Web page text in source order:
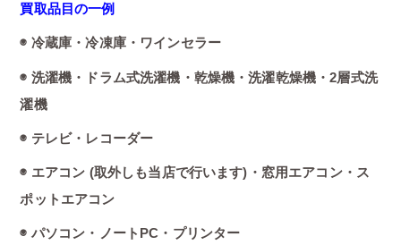
買取品目の一例
◉ 冷蔵庫・冷凍庫・ワインセラー
◉ 洗濯機・ドラム式洗濯機・乾燥機・洗濯乾燥機・2層式洗
濯機
◉ テレビ・レコーダー
◉ エアコン (取外しも当店で行います)・窓用エアコン・ス
ポットエアコン
◉ パソコン・ノートPC・プリンター